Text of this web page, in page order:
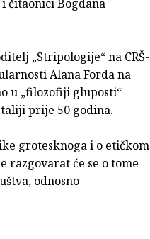
čitaonici Bogdana
„Stripologije“ na CRŠ-
Alana Forda na
u „filozofiji gluposti“
prije 50 godina.
grotesknoga i o etičkom
će se o tome
odnosno